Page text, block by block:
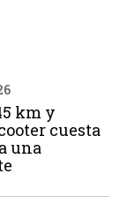
km y
cuesta
una